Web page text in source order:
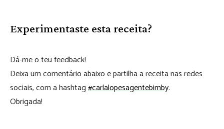
Experimentaste esta receita?
Dá-me o teu feedback!
Deixa um comentário abaixo e partilha a receita nas redes
sociais, com a hashtag#carlalopesagentebimby.
Obrigada!